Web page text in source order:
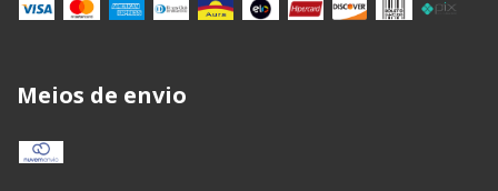
Meios de envio